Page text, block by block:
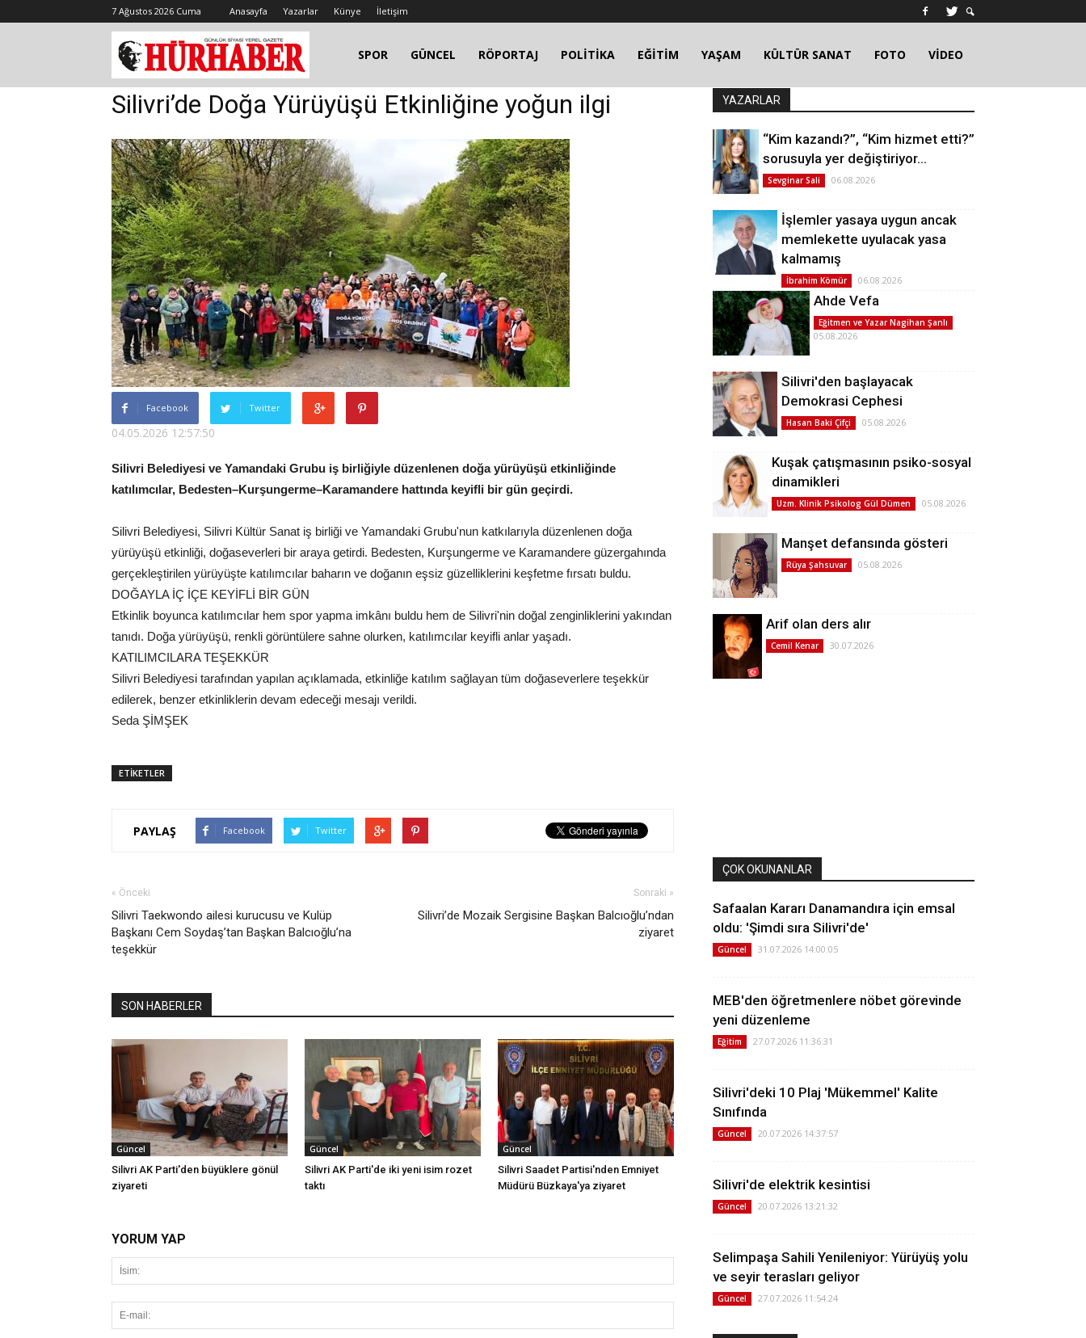
7 Ağustos 2026 Cuma Anasayfa Yazarlar Künye İletişim
SPOR GÜNCEL RÖPORTAJ POLİTİKA EĞİTİM YAŞAM KÜLTÜR SANAT FOTO VİDEO
Silivri’de Doğa Yürüyüşü Etkinliğine yoğun ilgi
Facebook Twitter
04.05.2026 12:57:50
Silivri Belediyesi ve Yamandaki Grubu iş birliğiyle düzenlenen doğa yürüyüşü etkinliğinde
katılımcılar, Bedesten–Kurşungerme–Karamandere hattında keyifli bir gün geçirdi.
Silivri Belediyesi, Silivri Kültür Sanat iş birliği ve Yamandaki Grubu'nun katkılarıyla düzenlenen doğa
yürüyüşü etkinliği, doğaseverleri bir araya getirdi. Bedesten, Kurşungerme ve Karamandere güzergahında
gerçekleştirilen yürüyüşte katılımcılar baharın ve doğanın eşsiz güzelliklerini keşfetme fırsatı buldu.
DOĞAYLA İÇ İÇE KEYİFLİ BİR GÜN
Etkinlik boyunca katılımcılar hem spor yapma imkânı buldu hem de Silivri'nin doğal zenginliklerini yakından
tanıdı. Doğa yürüyüşü, renkli görüntülere sahne olurken, katılımcılar keyifli anlar yaşadı.
KATILIMCILARA TEŞEKKÜR
Silivri Belediyesi tarafından yapılan açıklamada, etkinliğe katılım sağlayan tüm doğaseverlere teşekkür
edilerek, benzer etkinliklerin devam edeceği mesajı verildi.
Seda ŞİMŞEK
ETİKETLER
PAYLAŞ Facebook Twitter
« Önceki
Silivri Taekwondo ailesi kurucusu ve Kulüp
Başkanı Cem Soydaş’tan Başkan Balcıoğlu’na
teşekkür
Sonraki »
Silivri’de Mozaik Sergisine Başkan Balcıoğlu’ndan
ziyaret
SON HABERLER
Güncel
Silivri AK Parti'den büyüklere gönül
ziyareti
Güncel
Silivri AK Parti'de iki yeni isim rozet
taktı
Güncel
Silivri Saadet Partisi'nden Emniyet
Müdürü Büzkaya'ya ziyaret
YORUM YAP
YAZARLAR
“Kim kazandı?”, “Kim hizmet etti?”
sorusuyla yer değiştiriyor…
Sevginar Sali 06.08.2026
İşlemler yasaya uygun ancak
memlekette uyulacak yasa
kalmamış
İbrahim Kömür 06.08.2026
Ahde Vefa
Eğitmen ve Yazar Nagihan Şanlı
05.08.2026
Silivri'den başlayacak
Demokrasi Cephesi
Hasan Baki Çifçi 05.08.2026
Kuşak çatışmasının psiko-sosyal
dinamikleri
Uzm. Klinik Psikolog Gül Dümen 05.08.2026
Manşet defansında gösteri
Rüya Şahsuvar 05.08.2026
Arif olan ders alır
Cemil Kenar 30.07.2026
ÇOK OKUNANLAR
Safaalan Kararı Danamandıra için emsal
oldu: 'Şimdi sıra Silivri'de'
Güncel 31.07.2026 14:00:05
MEB'den öğretmenlere nöbet görevinde
yeni düzenleme
Eğitim 27.07.2026 11:36:31
Silivri'deki 10 Plaj 'Mükemmel' Kalite
Sınıfında
Güncel 20.07.2026 14:37:57
Silivri'de elektrik kesintisi
Güncel 20.07.2026 13:21:32
Selimpaşa Sahili Yenileniyor: Yürüyüş yolu
ve seyir terasları geliyor
Güncel 27.07.2026 11:54:24